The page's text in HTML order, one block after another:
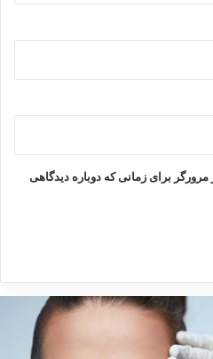
برای زمانی که دوباره دیدگاهی